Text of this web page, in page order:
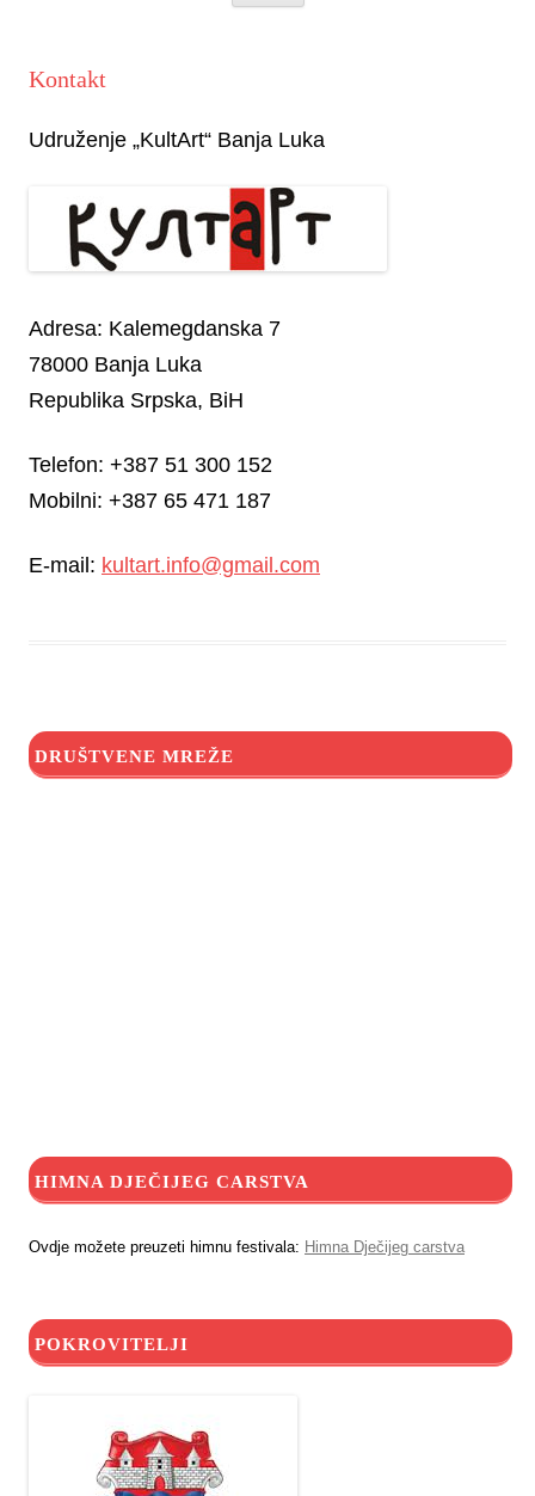
Kontakt
Udruženje „KultArt“ Banja Luka
Adresa: Kalemegdanska 7
78000 Banja Luka
Republika Srpska, BiH
Telefon: +387 51 300 152
Mobilni: +387 65 471 187
E-mail: kultart.info@gmail.com
DRUŠTVENE MREŽE
HIMNA DJEČIJEG CARSTVA
Ovdje možete preuzeti himnu festivala: Himna Dječijeg carstva
POKROVITELJI